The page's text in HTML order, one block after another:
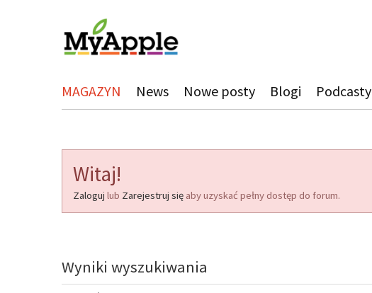
MAGAZYN News Nowe posty Blogi Podcasty
Witaj!
Zaloguj lub Zarejestruj się aby uzyskać pełny dostęp do forum.
Wyniki wyszukiwania